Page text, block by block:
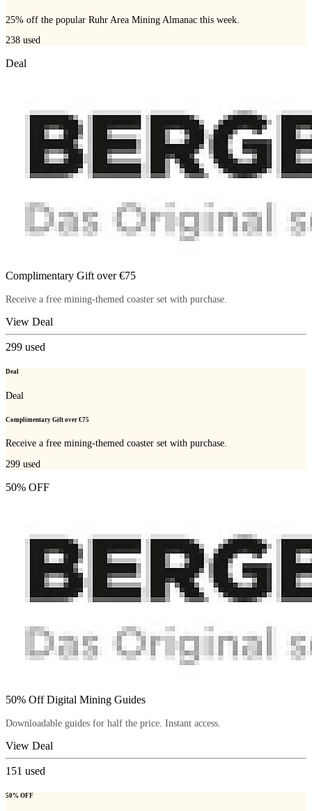
25% off the popular Ruhr Area Mining Almanac this week.
238 used
Deal
Complimentary Gift over €75
Receive a free mining-themed coaster set with purchase.
View Deal
299 used
Deal
Deal
Complimentary Gift over €75
Receive a free mining-themed coaster set with purchase.
299 used
50% OFF
50% Off Digital Mining Guides
Downloadable guides for half the price. Instant access.
View Deal
151 used
50% OFF